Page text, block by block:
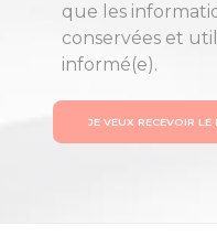
que les
conservées et
informé(e).
JE VEUX RECEVOIR